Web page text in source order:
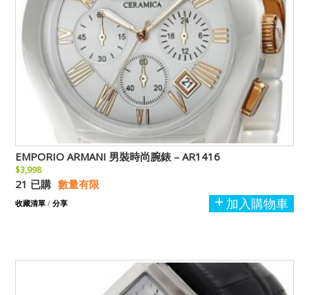
EMPORIO ARMANI 男裝時尚腕錶 – AR1416
$3,998
21 已購 數量有限
加入購物車
收藏清單 / 分享